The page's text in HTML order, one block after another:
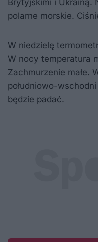
Brytyjskimi i Ukrainą.
polarne morskie.
W niedzielę
W nocy temperatura
Zachmurzenie małe.
południowo-
będzie padać.